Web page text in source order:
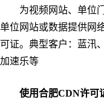
为视频网站、单位门
单位网站或数据提供网
可证。典型客户：蓝汛
加速乐等
使用合肥CDN许可